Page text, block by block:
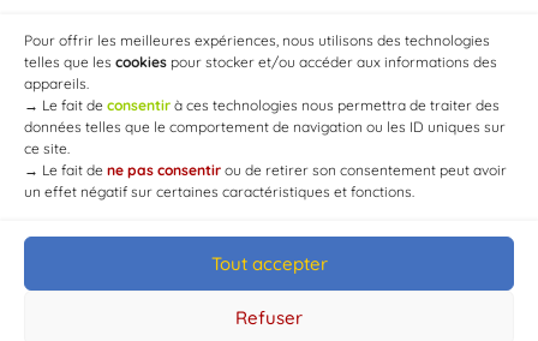
Pour offrir les meilleures expériences, nous utilisons des technologies
telles que les cookies pour stocker et/ou accéder aux informations des
appareils.
→ Le fait de consentir à ces technologies nous permettra de traiter des
données telles que le comportement de navigation ou les ID uniques sur
ce site.
→ Le fait de ne pas consentir ou de retirer son consentement peut avoir
un effet négatif sur certaines caractéristiques et fonctions.
Tout accepter
Refuser
© Mairie de Chaource [2004-2024] | Tous droits réservés.
Developed byWEB3-DESIGN